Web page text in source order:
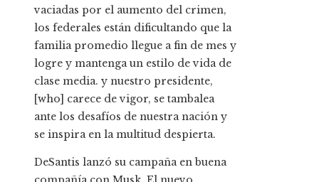
vaciadas por el aumento del crimen,
los federales están dificultando que la
familia promedio llegue a fin de mes y
logre y mantenga un estilo de vida de
clase media. y nuestro presidente,
[who] carece de vigor, se tambalea
ante los desafíos de nuestra nación y
se inspira en la multitud despierta.
DeSantis lanzó su campaña en buena